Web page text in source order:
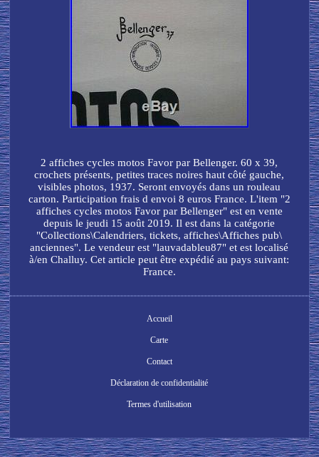
2 affiches cycles motos Favor par Bellenger. 60 x 39,
crochets présents, petites traces noires haut côté gauche,
visibles photos, 1937. Seront envoyés dans un rouleau
carton. Participation frais d envoi 8 euros France. L'item "2
affiches cycles motos Favor par Bellenger" est en vente
depuis le jeudi 15 août 2019. Il est dans la catégorie
"Collections\Calendriers, tickets, affiches\Affiches pub\
anciennes". Le vendeur est "lauvadableu87" et est localisé
à/en Challuy. Cet article peut être expédié au pays suivant:
France.
Accueil
Carte
Contact
Déclaration de confidentialité
Termes d'utilisation